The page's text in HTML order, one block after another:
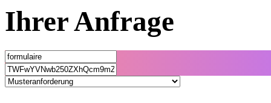
IhrerAnfrage